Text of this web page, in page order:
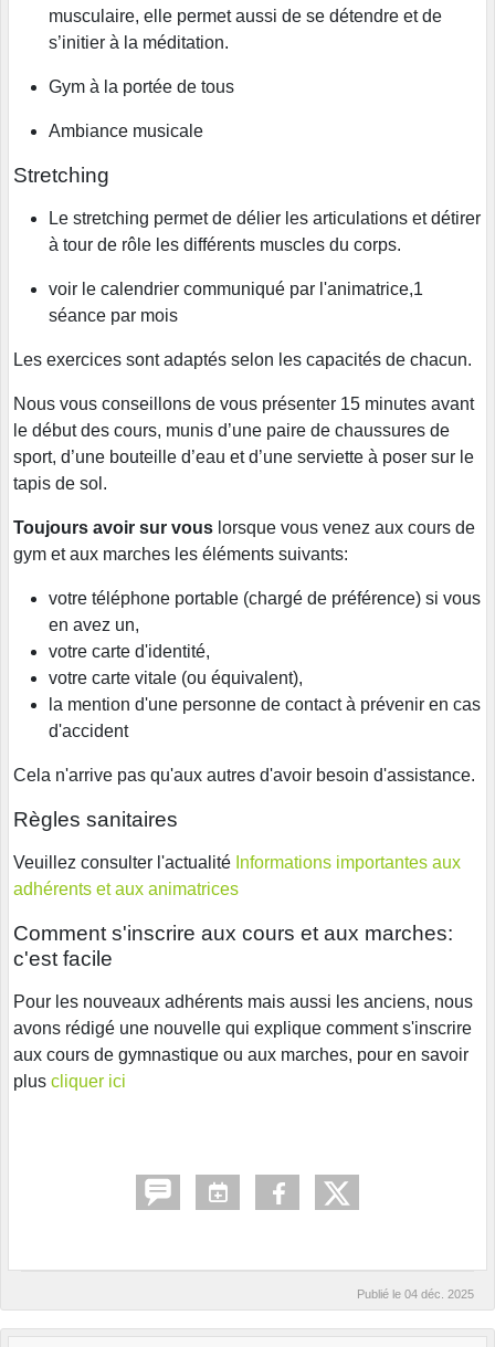
musculaire, elle permet aussi de se détendre et de
s’initier à la méditation.
Gym à la portée de tous
Ambiance musicale
Stretching
Le stretching permet de délier les articulations et détirer
à tour de rôle les différents muscles du corps.
voir le calendrier communiqué par l'animatrice,1
séance par mois
Les exercices sont adaptés selon les capacités de chacun.
Nous vous conseillons de vous présenter 15 minutes avant
le début des cours, munis d’une paire de chaussures de
sport, d’une bouteille d’eau et d’une serviette à poser sur le
tapis de sol.
Toujours avoir sur vous lorsque vous venez aux cours de
gym et aux marches les éléments suivants:
votre téléphone portable (chargé de préférence) si vous
en avez un,
votre carte d'identité,
votre carte vitale (ou équivalent),
la mention d'une personne de contact à prévenir en cas
d'accident
Cela n'arrive pas qu'aux autres d'avoir besoin d'assistance.
Règles sanitaires
Veuillez consulter l'actualité Informations importantes aux
adhérents et aux animatrices
Comment s'inscrire aux cours et aux marches:
c'est facile
Pour les nouveaux adhérents mais aussi les anciens, nous
avons rédigé une nouvelle qui explique comment s'inscrire
aux cours de gymnastique ou aux marches, pour en savoir
plus cliquer ici
Publié le 04 déc. 2025